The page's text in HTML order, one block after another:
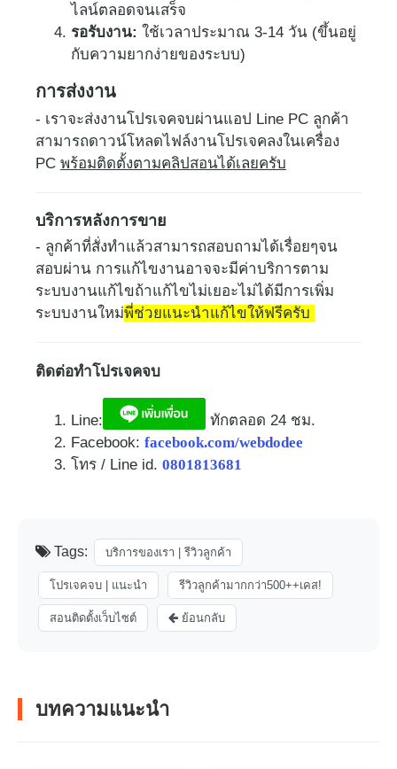
ไลน์ตลอดจนเสร็จ
รอรับงาน: ใช้เวลาประมาณ 3-14 วัน (ขึ้นอยู่
กับความยากง่ายของระบบ)
การส่งงาน
- เราจะส่งงานโปรเจคจบผ่านแอป Line PC ลูกค้า
สามารถดาวน์โหลดไฟล์งานโปรเจคลงในเครื่อง
PC พร้อมติดตั้งตามคลิปสอนได้เลยครับ
บริการหลังการขาย
- ลูกค้าที่สั่งทำแล้วสามารถสอบถามได้เรื่อยๆจน
สอบผ่าน การแก้ไขงานอาจจะมีค่าบริการตาม
ระบบงานแก้ไขถ้าแก้ไขไม่เยอะไม่ได้มีการเพิ่ม
ระบบงานใหม่พี่ช่วยแนะนำแก้ไขให้ฟรีครับ
ติดต่อทำโปรเจคจบ
Line:
ทักตลอด 24 ชม.​
Facebook: facebook.com/webdodee
โทร / Line id. 0801813681
Tags: บริการของเรา | รีวิวลูกค้า
โปรเจคจบ | แนะนำ รีวิวลูกค้ามากกว่า500++เคส!
สอนติดตั้งเว็บไซต์ ย้อนกลับ
บทความแนะนำ